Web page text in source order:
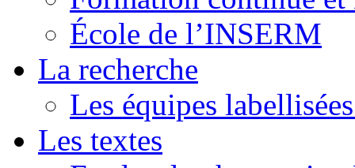
École de l’INSERM
La recherche
Les équipes
Les textes